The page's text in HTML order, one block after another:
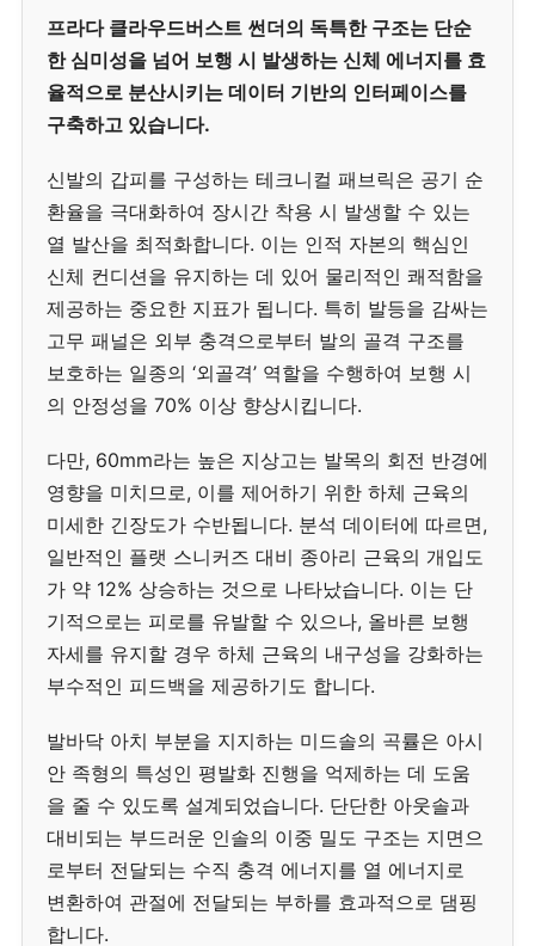
프라다 클라우드버스트 썬더의 독특한 구조는 단순
한 심미성을 넘어 보행 시 발생하는 신체 에너지를 효
율적으로 분산시키는 데이터 기반의 인터페이스를
구축하고 있습니다.
신발의 갑피를 구성하는 테크니컬 패브릭은 공기 순
환율을 극대화하여 장시간 착용 시 발생할 수 있는
열 발산을 최적화합니다. 이는 인적 자본의 핵심인
신체 컨디션을 유지하는 데 있어 물리적인 쾌적함을
제공하는 중요한 지표가 됩니다. 특히 발등을 감싸는
고무 패널은 외부 충격으로부터 발의 골격 구조를
보호하는 일종의 ‘외골격’ 역할을 수행하여 보행 시
의 안정성을 70% 이상 향상시킵니다.
다만, 60mm라는 높은 지상고는 발목의 회전 반경에
영향을 미치므로, 이를 제어하기 위한 하체 근육의
미세한 긴장도가 수반됩니다. 분석 데이터에 따르면,
일반적인 플랫 스니커즈 대비 종아리 근육의 개입도
가 약 12% 상승하는 것으로 나타났습니다. 이는 단
기적으로는 피로를 유발할 수 있으나, 올바른 보행
자세를 유지할 경우 하체 근육의 내구성을 강화하는
부수적인 피드백을 제공하기도 합니다.
발바닥 아치 부분을 지지하는 미드솔의 곡률은 아시
안 족형의 특성인 평발화 진행을 억제하는 데 도움
을 줄 수 있도록 설계되었습니다. 단단한 아웃솔과
대비되는 부드러운 인솔의 이중 밀도 구조는 지면으
로부터 전달되는 수직 충격 에너지를 열 에너지로
변환하여 관절에 전달되는 부하를 효과적으로 댐핑
합니다.